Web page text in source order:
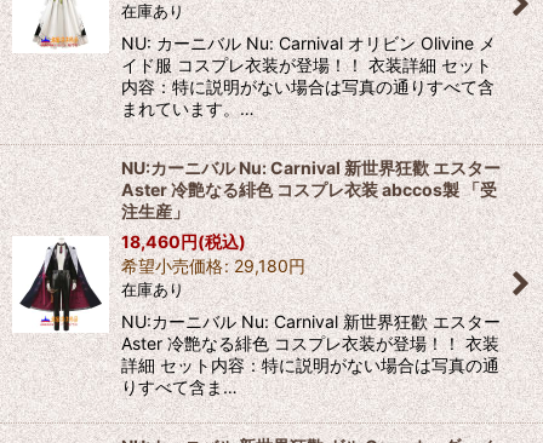
在庫あり
NU: カーニバル Nu: Carnival オリビン Olivine メ
イド服 コスプレ衣装が登場！！ 衣装詳細 セット
内容：特に説明がない場合は写真の通りすべて含
まれています。…
NU:カーニバル Nu: Carnival 新世界狂歡 エスター
Aster 冷艶なる緋色 コスプレ衣装 abccos製 「受
注生産」
18,460円(税込)
希望小売価格: 29,180円
在庫あり
NU:カーニバル Nu: Carnival 新世界狂歡 エスター
Aster 冷艶なる緋色 コスプレ衣装が登場！！ 衣装
詳細 セット内容：特に説明がない場合は写真の通
りすべて含ま…